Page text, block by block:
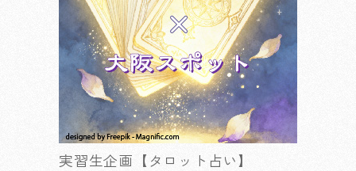
実習生企画【タロット占い】